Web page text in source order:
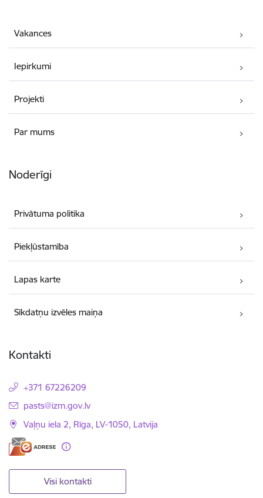
Vakances
Iepirkumi
Projekti
Par mums
Noderīgi
Privātuma politika
Piekļūstamība
Lapas karte
Sīkdatņu izvēles maiņa
Kontakti
+371 67226209
E-pasts:
pasts@izm.gov.lv
Vaļņu iela 2, Rīga, LV-1050, Latvija
Visi kontakti